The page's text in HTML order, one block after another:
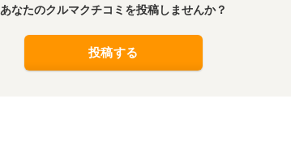
あなたのクルマクチコミを投稿しませんか？
投稿する